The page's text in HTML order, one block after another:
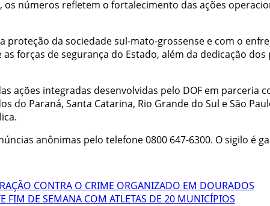
números refletem o fortalecimento das ações
proteção da sociedade sul-mato-grossense e com o
forças de segurança do Estado, além da dedicação
ações integradas desenvolvidas pelo DOF em parceria
do Paraná, Santa Catarina, Rio Grande do Sul e São
anônimas pelo telefone 0800 647-6300. O sigilo é
CONTRA O CRIME ORGANIZADO EM DOURADOS
FIM DE SEMANA COM ATLETAS DE 20 MUNICÍPIOS